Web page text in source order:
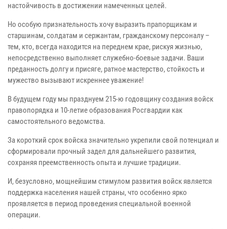
настойчивость в достижении намеченных целей.
Но особую признательность хочу выразить прапорщикам и
старшинам, солдатам и сержантам, гражданскому персоналу –
тем, кто, всегда находится на переднем крае, рискуя жизнью,
непосредственно выполняет служебно-боевые задачи. Ваши
преданность долгу и присяге, ратное мастерство, стойкость и
мужество вызывают искреннее уважение!
В будущем году мы празднуем 215-ю годовщину создания войск
правопорядка и 10-летие образования Росгвардии как
самостоятельного ведомства.
За короткий срок войска значительно укрепили свой потенциал и
сформировали прочный задел для дальнейшего развития,
сохраняя преемственность опыта и лучшие традиции.
И, безусловно, мощнейшим стимулом развития войск является
поддержка населения нашей страны, что особенно ярко
проявляется в период проведения специальной военной
операции.